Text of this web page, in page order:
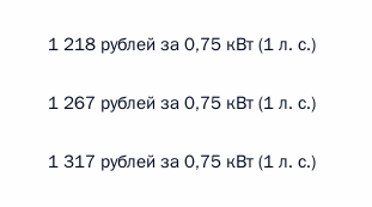
1 218 рублей за 0,75 кВт (1 л. с.)
1 267 рублей за 0,75 кВт (1 л. с.)
1 317 рублей за 0,75 кВт (1 л. с.)